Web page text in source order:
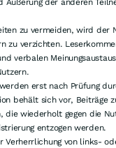
Äußerung der anderen
zu vermeiden, wird der
zu verzichten.
verbalen
erst nach Prüfung
behält sich vor, Beiträge
wiederholt gegen die
entzogen werden.
Verherrlichung von links-